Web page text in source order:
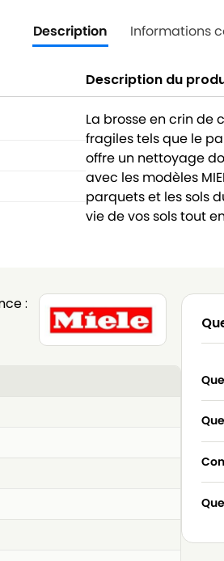
Description Informations
Description du
La brosse en crin de
fragiles tels que le
offre un nettoyage
avec les modèles
parquets et les sols
vie de vos sols tout
: